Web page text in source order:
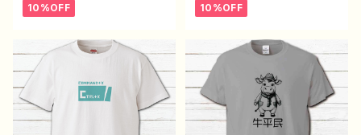
ンスター クリーチャー
め 人気 イラストレータ
ー クリエイター 絵師
オリジナル デザイン グッ
ズ 白 半袖シャツ デザ
イン コラボ ネタTシャ
ツ タイトル：【月蝕ざっか
10%OFF
物 魚 モンスター クリ
的 おすすめ 人気 イラ
ストレーター クリエイタ
ー 絵師 オリジナル デ
ザイン グッズ 白 半袖
シャツ デザイン コラ
ボ ネタTシャツ タイト
10%OFF